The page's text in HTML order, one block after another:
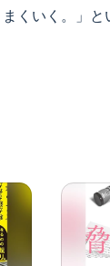
くいく。」と
事件に巻き
も探偵』……